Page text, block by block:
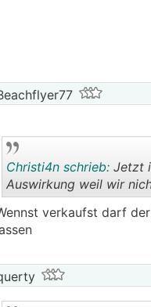
Christi4n schrieb:Jetzt
Auswirkung weil wir
verkaufst darf